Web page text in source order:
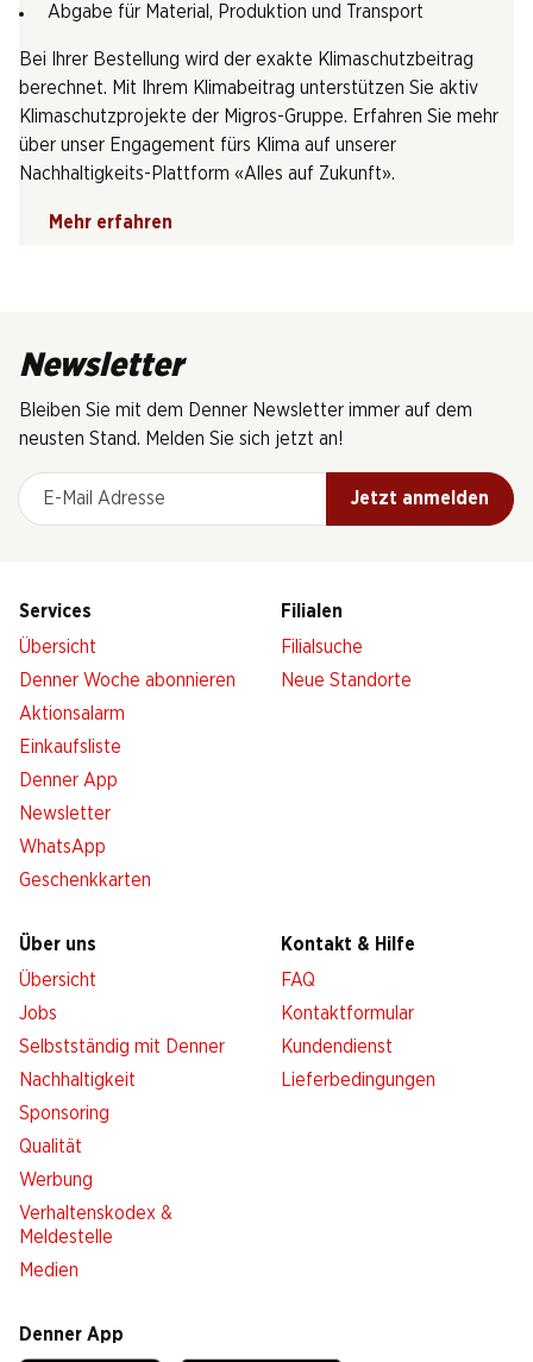
Abgabe für Material, Produktion und Transport
Bei Ihrer Bestellung wird der exakte Klimaschutzbeitrag
berechnet. Mit Ihrem Klimabeitrag unterstützen Sie aktiv
Klimaschutzprojekte der Migros-Gruppe. Erfahren Sie mehr
über unser Engagement fürs Klima auf unserer
Nachhaltigkeits-Plattform «Alles auf Zukunft».
Mehr erfahren
Newsletter
Bleiben Sie mit dem Denner Newsletter immer auf dem
neusten Stand. Melden Sie sich jetzt an!
E-Mail Adresse
Jetzt anmelden
Services
Übersicht
Denner Woche abonnieren
Aktionsalarm
Einkaufsliste
Denner App
Newsletter
WhatsApp
Geschenkkarten
Filialen
Filialsuche
Neue Standorte
Über uns
Übersicht
Jobs
Selbstständig mit Denner
Nachhaltigkeit
Sponsoring
Qualität
Werbung
Verhaltenskodex &
Meldestelle
Medien
Kontakt & Hilfe
FAQ
Kontaktformular
Kundendienst
Lieferbedingungen
Denner App